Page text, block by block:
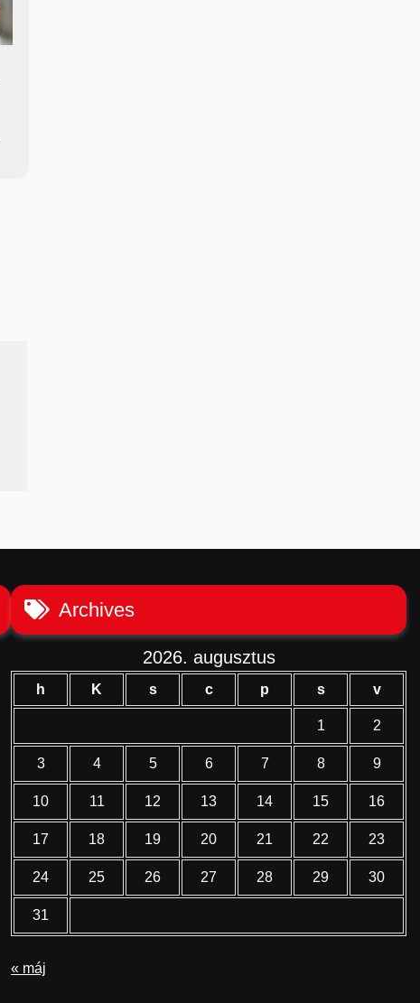
Archives
2026. augusztus
h K s c p s v
1 2
3 4 5 6 7 8 9
10 11 12 13 14 15 16
17 18 19 20 21 22 23
24 25 26 27 28 29 30
31
« máj